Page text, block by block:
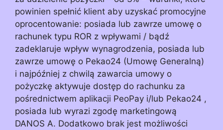
powinien spełnić klient aby uzyskać promocyjne
oprocentowanie: posiada lub zawrze umowę o
rachunek typu ROR z wpływami / bądź
zadeklaruje wpływ wynagrodzenia, posiada lub
zawrze umowę o Pekao24 (Umowę Generalną)
i najpóźniej z chwilą zawarcia umowy o
pożyczkę aktywuje dostęp do rachunku za
pośrednictwem aplikacji PeoPay i/lub Pekao24 ,
posiada lub wyrazi zgodę marketingową
DANOS A. Dodatkowo brak jest możliwości